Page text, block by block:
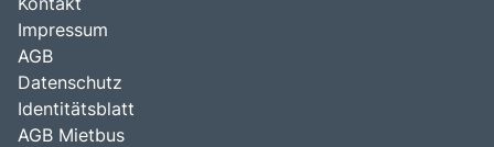
Impressum
AGB
Datenschutz
Identitätsblatt
AGB Mietbus